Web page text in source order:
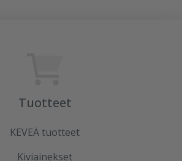
Tuotteet
KEVEÄ tuotteet
Kiviainekset